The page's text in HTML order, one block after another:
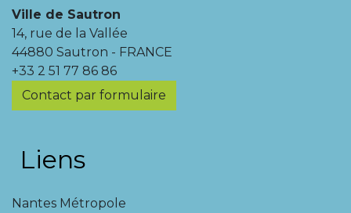
Ville de Sautron
14, rue de la Vallée
44880 Sautron - FRANCE
+33 2 51 77 86 86
Contact par formulaire
Liens
Nantes Métropole